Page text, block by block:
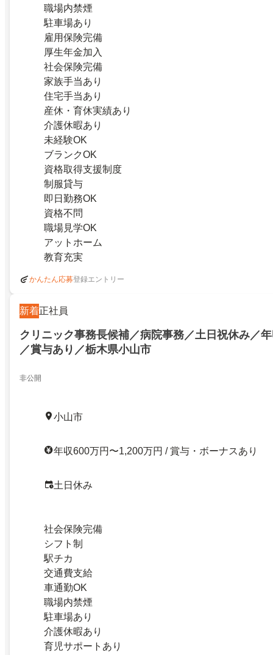
職場内禁煙
駐車場あり
雇用保険完備
厚生年金加入
社会保険完備
家族手当あり
住宅手当あり
産休・育休実績あり
介護休暇あり
未経験OK
ブランクOK
資格取得支援制度
制服貸与
即日勤務OK
資格不問
職場見学OK
アットホーム
教育充実
かんたん応募登録エントリー
新着正社員
クリニック事務長候補／病院事務／土日祝休み／
／賞与あり／栃木県小山市
非公開
小山市
年収600万円〜1,200万円 / 賞与・ボーナスあり
土日休み
社会保険完備
シフト制
駅チカ
交通費支給
車通勤OK
職場内禁煙
駐車場あり
介護休暇あり
育児サポートあり